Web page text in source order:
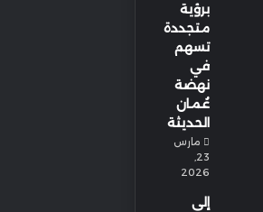
برؤية
متجددة
تسهم
في
نهضة
عُمان
الحديثة
مارس
23,
2026
إلى